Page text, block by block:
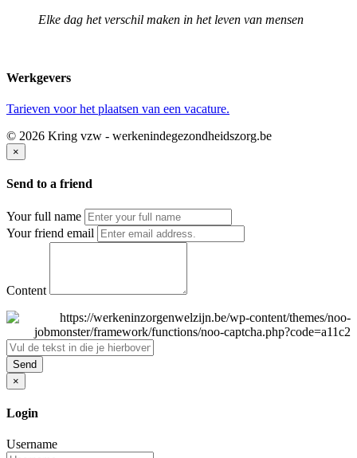
Elke dag het verschil maken in het leven van mensen
Werkgevers
Tarieven voor het plaatsen van een vacature.
© 2026 Kring vzw - werkenindegezondheidszorg.be
×
Send to a friend
Your full name
Your friend email
Content
Send
×
Login
Username